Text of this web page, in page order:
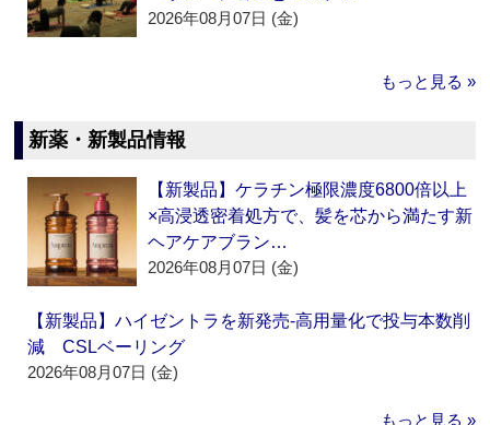
2026年08月07日 (金)
もっと見る »
新薬・新製品情報
【新製品】ケラチン極限濃度6800倍以上
×高浸透密着処方で、髪を芯から満たす新
ヘアケアブラン…
2026年08月07日 (金)
【新製品】ハイゼントラを新発売‐高用量化で投与本数削
減 CSLベーリング
2026年08月07日 (金)
もっと見る »